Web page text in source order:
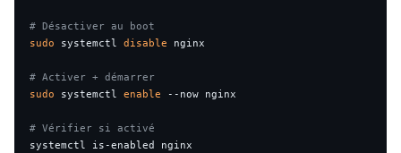
# Désactiver au boot
sudo systemctl disable nginx
# Activer + démarrer
sudo systemctl enable --now nginx
# Vérifier si activé
systemctl is-enabled nginx